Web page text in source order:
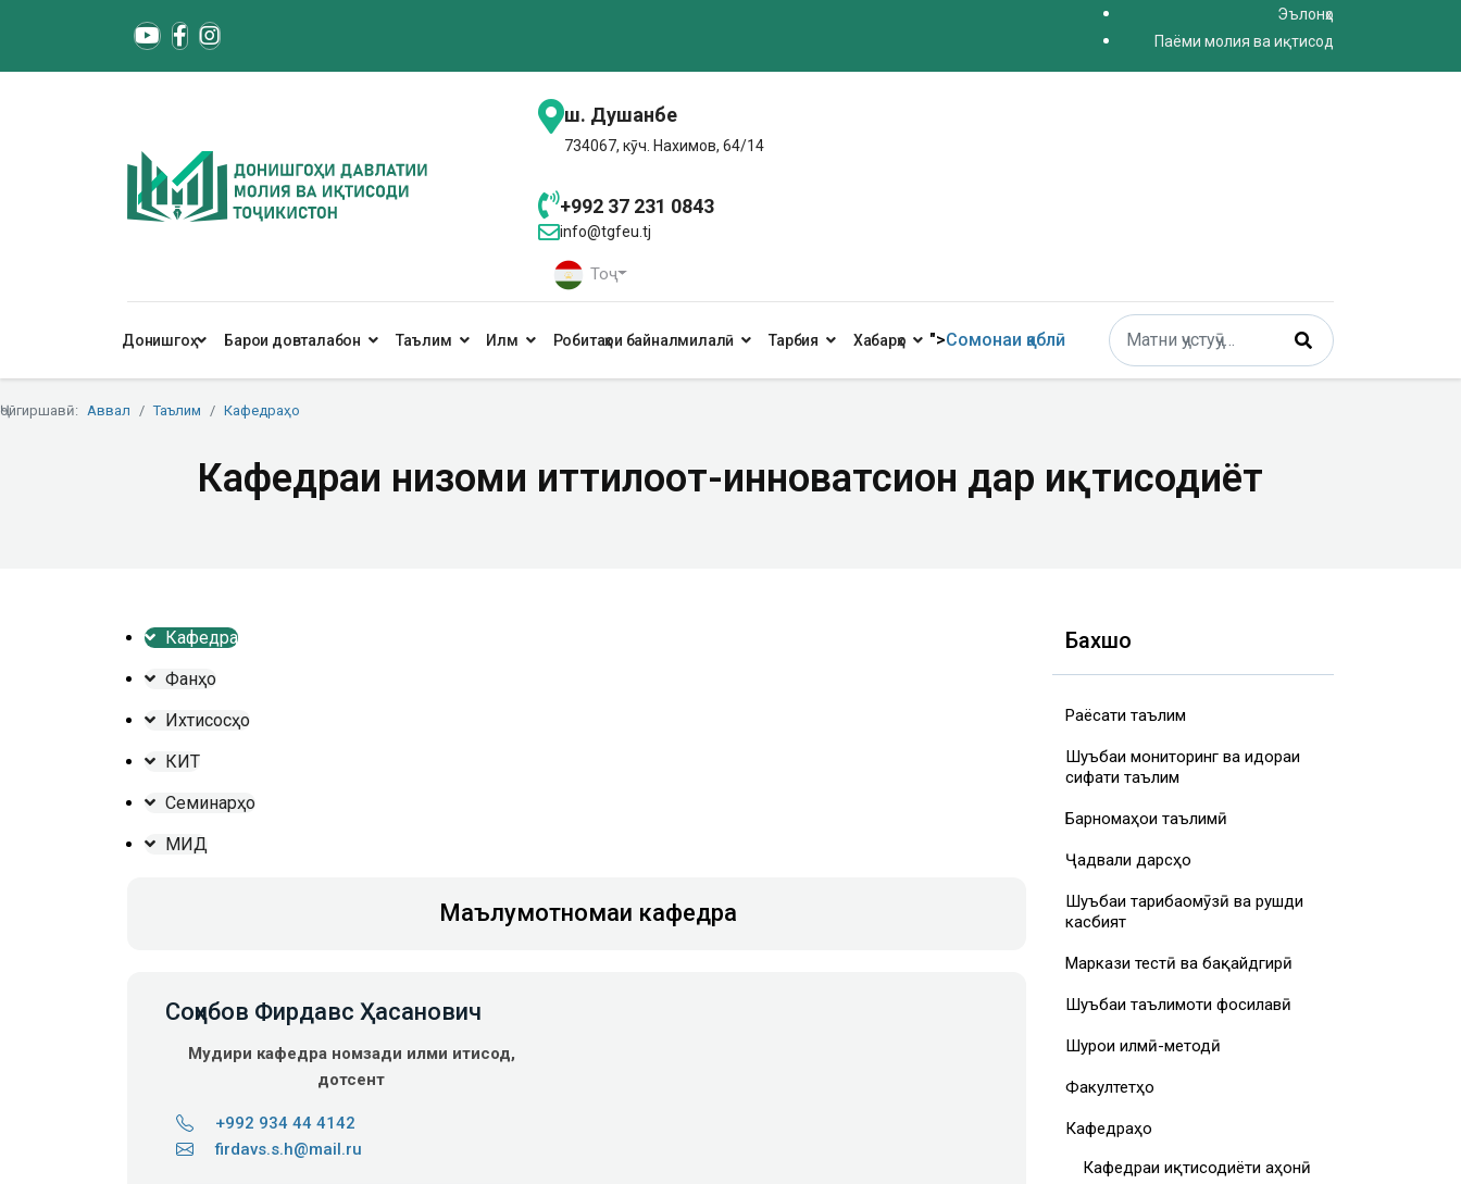
Эълонҳо
Паёми молия ва иқтисод
ш. Душанбе
734067, кӯч. Нахимов, 64/14
+992 37 231 0843
info@tgfeu.tj
Тоҷ
Донишгоҳ Барои довталабон Таълим Илм Робитаҳои байналмилалӣ Тарбия Хабарҳо ">Сомонаи қаблӣ
Поиск
Type 2 or more characters for results.
Ҷойгиршавӣ: Аввал Таълим Кафедраҳо
Кафедраи низоми иттилоотӣ-инноватсионӣ дар иқтисодиёт
Кафедра
Фанҳо
Ихтисосҳо
КИТ
Семинарҳо
МИД
Маълумотномаи кафедра
Соҳибов Фирдавс Ҳасанович
Мудири кафедра номзади илми иқтисод,
дотсент
+992 934 44 4142
firdavs.s.h@mail.ru
Бахшҳо
Раёсати таълим
Шуъбаи мониторинг ва идораи
сифати таълим
Барномаҳои таълимӣ
Ҷадвали дарсҳо
Шуъбаи таҷрибаомӯзӣ ва рушди
касбият
Маркази тестӣ ва бақайдгирӣ
Шуъбаи таълимоти фосилавӣ
Шурои илмӣ-методӣ
Факултетҳо
Кафедраҳо
Кафедраи иқтисодиёти ҷаҳонӣ